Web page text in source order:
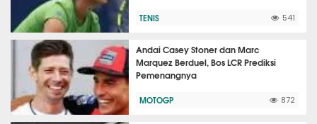
TENIS 541
Andai Casey Stoner dan Marc
Marquez Berduel, Bos LCR Prediksi
Pemenangnya
MOTOGP 872